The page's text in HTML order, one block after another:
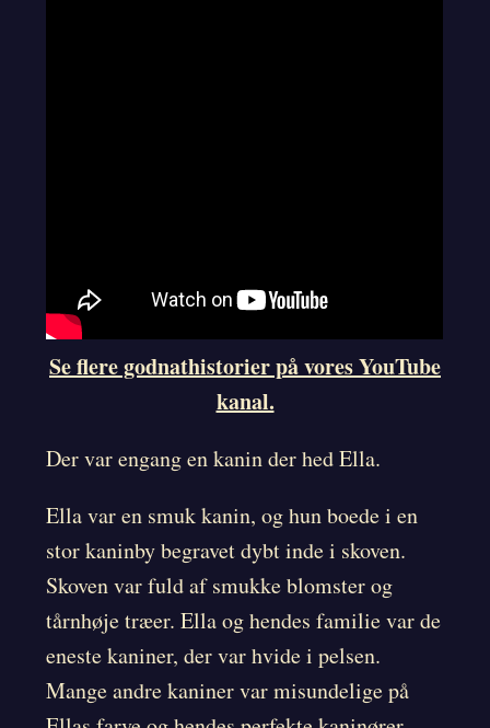
Se flere godnathistorier på vores YouTube
kanal.
Der var engang en kanin der hed Ella.
Ella var en smuk kanin, og hun boede i en
stor kaninby begravet dybt inde i skoven.
Skoven var fuld af smukke blomster og
tårnhøje træer. Ella og hendes familie var de
eneste kaniner, der var hvide i pelsen.
Mange andre kaniner var misundelige på